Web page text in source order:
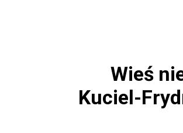
Wieś
Kuciel-